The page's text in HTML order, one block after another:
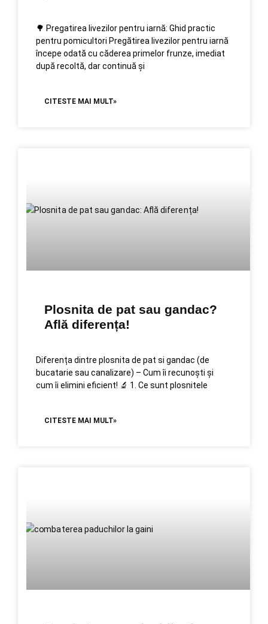
🌳 Pregatirea livezilor pentru iarnă: Ghid practic
pentru pomicultori Pregătirea livezilor pentru iarnă
începe odată cu căderea primelor frunze, imediat
după recoltă, dar continuă și
CITESTE MAI MULT»
Plosnita de pat sau gandac?
Află diferența!
Diferența dintre plosnita de pat si gandac (de
bucatarie sau canalizare) – Cum îi recunoști și
cum îi elimini eficient! 🔬 1. Ce sunt plosnitele
CITESTE MAI MULT»